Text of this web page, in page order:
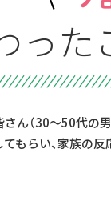
っ
ん（30～50代の
もらい、家族の